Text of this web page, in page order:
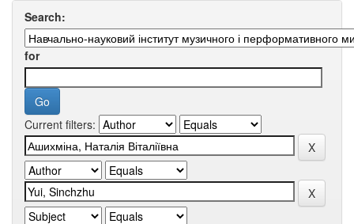
Search:
for
Current filters: